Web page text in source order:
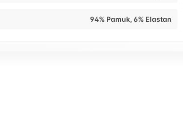
94% Pamuk, 6% Elastan